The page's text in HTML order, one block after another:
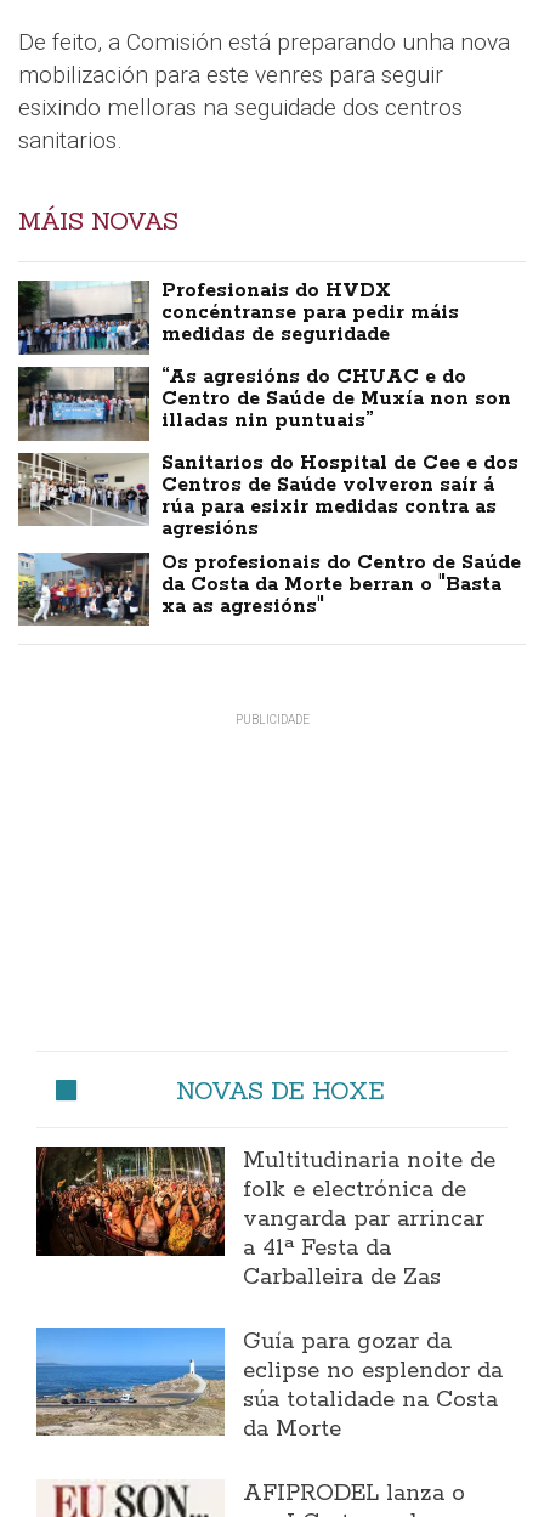
De feito, a Comisión está preparando unha nova
mobilización para este venres para seguir
esixindo melloras na seguidade dos centros
sanitarios.
MÁIS NOVAS
Profesionais do HVDX
concéntranse para pedir máis
medidas de seguridade
“As agresións do CHUAC e do
Centro de Saúde de Muxía non son
illadas nin puntuais”
Sanitarios do Hospital de Cee e dos
Centros de Saúde volveron saír á
rúa para esixir medidas contra as
agresións
Os profesionais do Centro de Saúde
da Costa da Morte berran o "Basta
xa as agresións"
NOVAS DE HOXE
Multitudinaria noite de
folk e electrónica de
vangarda par arrincar
a 41ª Festa da
Carballeira de Zas
Guía para gozar da
eclipse no esplendor da
súa totalidade na Costa
da Morte
AFIPRODEL lanza o